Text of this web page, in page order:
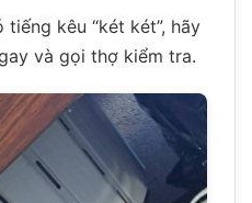
kêu “két két”, hãy
và gọi thợ kiểm tra.